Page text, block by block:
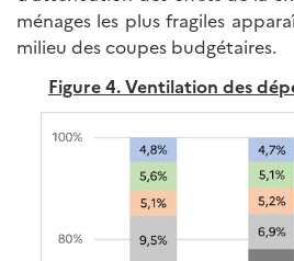
ménages les plus fragiles
milieu des coupes budgétaires.
Figure 4. Ventilation des